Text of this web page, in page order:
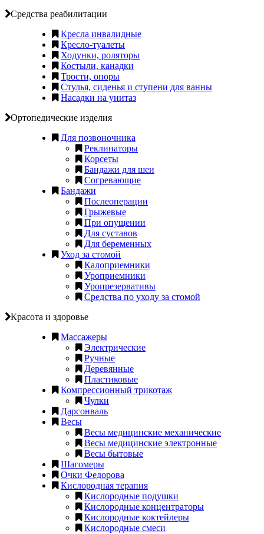
Средства реабилитации
Кресла инвалидные
Кресло-туалеты
Ходунки, роляторы
Костыли, канадки
Трости, опоры
Стулья, сиденья и ступени для ванны
Насадки на унитаз
Ортопедические изделия
Для позвоночника
Реклинаторы
Корсеты
Бандажи для шеи
Согревающие
Бандажи
Послеоперации
Грыжевые
При опущении
Для суставов
Для беременных
Уход за стомой
Калоприемники
Уроприемники
Уропрезервативы
Средства по уходу за стомой
Красота и здоровье
Массажеры
Электрические
Ручные
Деревянные
Пластиковые
Компрессионный трикотаж
Чулки
Дарсонваль
Весы
Весы медицинские механические
Весы медицинские электронные
Весы бытовые
Шагомеры
Очки Федорова
Кислородная терапия
Кислородные подушки
Кислородные концентраторы
Кислородные коктейлеры
Кислородные смеси